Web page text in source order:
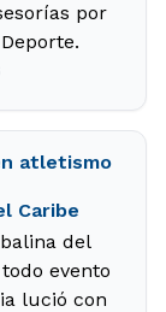
por
atletismo
Caribe
del
evento
lució con